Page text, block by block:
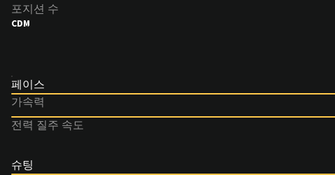
포지션 수
CDM
페이스
가속력
전력 질주 속도
슈팅